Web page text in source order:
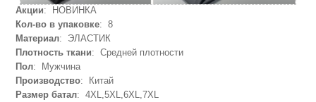
Акции: НОВИНКА
Кол-во в упаковке: 8
Материал: ЭЛАСТИК
Плотность ткани: Средней плотности
Пол: Мужчина
Производство: Китай
Размер батал: 4XL,5XL,6XL,7XL